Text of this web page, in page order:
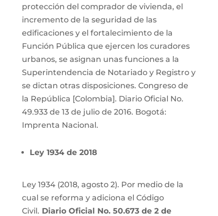
protección del comprador de vivienda, el
incremento de la seguridad de las
edificaciones y el fortalecimiento de la
Función Pública que ejercen los curadores
urbanos, se asignan unas funciones a la
Superintendencia de Notariado y Registro y
se dictan otras disposiciones. Congreso de
la República [Colombia]. Diario Oficial No.
49.933 de 13 de julio de 2016. Bogotá:
Imprenta Nacional.
Ley 1934 de 2018
Ley 1934 (2018, agosto 2). Por medio de la
cual se reforma y adiciona el Código
Civil. Diario Oficial No. 50.673 de 2 de